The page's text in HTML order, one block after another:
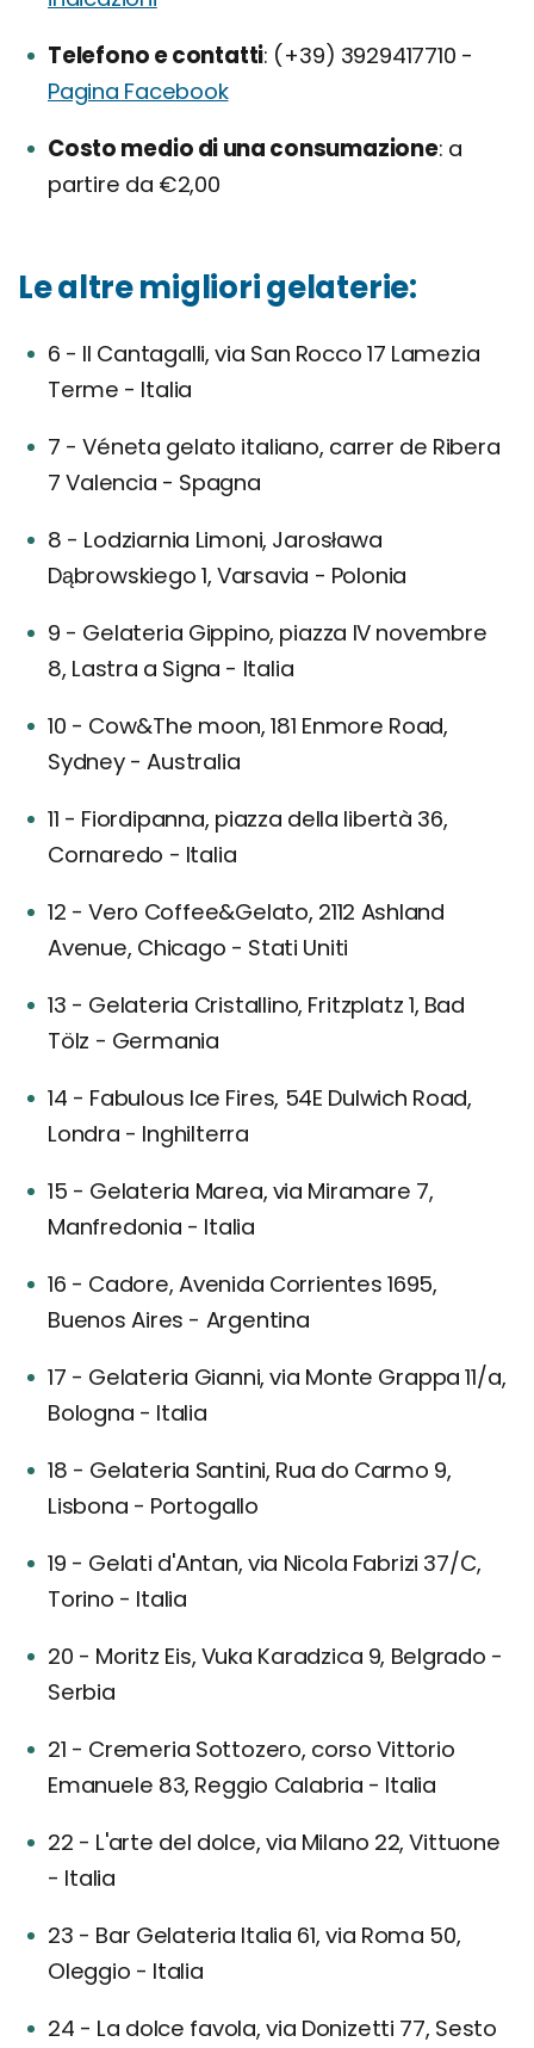
Telefono e contatti (+39) 3929417710 -
Pagina Facebook
Costo medio di una consumazione a
partire da €2,00
Le altre migliori gelaterie:
6 - Il Cantagalli, via San Rocco 17 Lamezia
Terme - Italia
7 - Véneta gelato italiano, carrer de Ribera
7 Valencia - Spagna
8 - Lodziarnia Limoni, Jarosława
Dąbrowskiego 1, Varsavia - Polonia
9 - Gelateria Gippino, piazza IV novembre
8, Lastra a Signa - Italia
10 - Cow&The moon, 181 Enmore Road,
Sydney - Australia
11 - Fiordipanna, piazza della libertà 36,
Cornaredo - Italia
12 - Vero Coffee&Gelato, 2112 Ashland
Avenue, Chicago - Stati Uniti
13 - Gelateria Cristallino, Fritzplatz 1, Bad
Tölz - Germania
14 - Fabulous Ice Fires, 54E Dulwich Road,
Londra - Inghilterra
15 - Gelateria Marea, via Miramare 7,
Manfredonia - Italia
16 - Cadore, Avenida Corrientes 1695,
Buenos Aires - Argentina
17 - Gelateria Gianni, via Monte Grappa 11/a,
Bologna - Italia
18 - Gelateria Santini, Rua do Carmo 9,
Lisbona - Portogallo
19 - Gelati d'Antan, via Nicola Fabrizi 37/C,
Torino - Italia
20 - Moritz Eis, Vuka Karadzica 9, Belgrado -
Serbia
21 - Cremeria Sottozero, corso Vittorio
Emanuele 83, Reggio Calabria - Italia
22 - L'arte del dolce, via Milano 22, Vittuone
- Italia
23 - Bar Gelateria Italia 61, via Roma 50,
Oleggio - Italia
24 - La dolce favola, via Donizetti 77, Sesto